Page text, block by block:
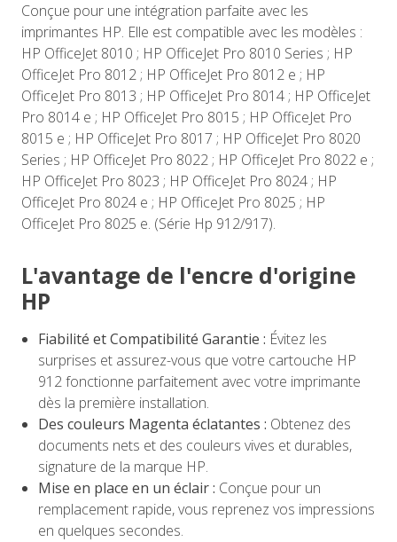
Conçue pour une intégration parfaite avec les
imprimantes HP. Elle est compatible avec les modèles :
HP OfficeJet 8010 ; HP OfficeJet Pro 8010 Series ; HP
OfficeJet Pro 8012 ; HP OfficeJet Pro 8012 e ; HP
OfficeJet Pro 8013 ; HP OfficeJet Pro 8014 ; HP OfficeJet
Pro 8014 e ; HP OfficeJet Pro 8015 ; HP OfficeJet Pro
8015 e ; HP OfficeJet Pro 8017 ; HP OfficeJet Pro 8020
Series ; HP OfficeJet Pro 8022 ; HP OfficeJet Pro 8022 e ;
HP OfficeJet Pro 8023 ; HP OfficeJet Pro 8024 ; HP
OfficeJet Pro 8024 e ; HP OfficeJet Pro 8025 ; HP
OfficeJet Pro 8025 e. (Série Hp 912/917).
L'avantage de l'encre d'origine
HP
Fiabilité et Compatibilité Garantie : Évitez les
surprises et assurez-vous que votre cartouche HP
912 fonctionne parfaitement avec votre imprimante
dès la première installation.
Des couleurs Magenta éclatantes : Obtenez des
documents nets et des couleurs vives et durables,
signature de la marque HP.
Mise en place en un éclair : Conçue pour un
remplacement rapide, vous reprenez vos impressions
en quelques secondes.